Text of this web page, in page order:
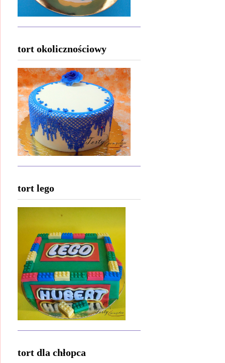
tort okolicznościowy
tort lego
tort dla chłopca